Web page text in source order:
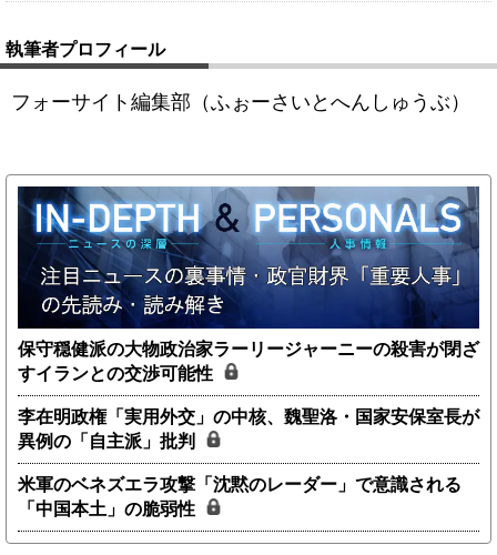
執筆者プロフィール
フォーサイト編集部（ふぉーさいとへんしゅうぶ）
保守穏健派の大物政治家ラーリージャーニーの殺害が閉ざ
すイランとの交渉可能性
李在明政権「実用外交」の中核、魏聖洛・国家安保室長が
異例の「自主派」批判
米軍のベネズエラ攻撃「沈黙のレーダー」で意識される
「中国本土」の脆弱性